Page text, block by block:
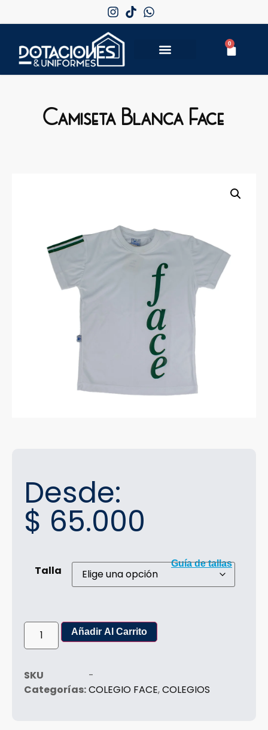
0
Camiseta Blanca Face
Desde:
$ 65.000
Guía de tallas
Talla
Añadir Al Carrito
SKU
-
Categorías:COLEGIO FACE,COLEGIOS